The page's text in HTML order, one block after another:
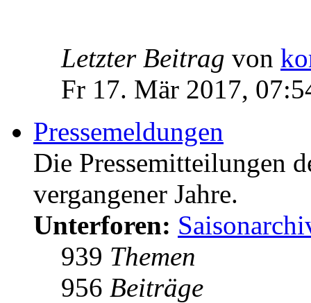
Letzter Beitrag von
Fr 17. Mär 2017,
Pressemeldungen
Die Pressemitteilungen
vergangener Jahre.
Unterforen:
939 Themen
956 Beiträge